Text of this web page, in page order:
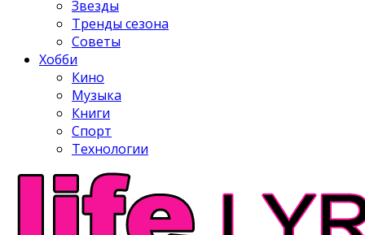
Звезды
Тренды сезона
Советы
Хобби
Кино
Музыка
Книги
Спорт
Технологии